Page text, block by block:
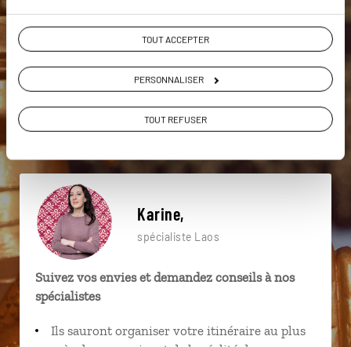
TOUT ACCEPTER
PERSONNALISER
TOUT REFUSER
Chutes de Li Phi
Cascade de Kuang Sy Lijiang City Mékong
Champassak
Karine,
spécialiste Laos
Suivez vos envies et demandez conseils à nos
spécialistes
Ils sauront organiser votre itinéraire au plus